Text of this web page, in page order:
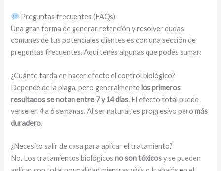
Preguntas frecuentes (FAQs)
Una gran forma de generar retención y resolver dudas
comunes de tus potenciales clientes es con una sección de
preguntas frecuentes. Aquí tenés algunas que podés sumar:
¿Cuánto tarda en hacer efecto el control biológico?
Depende de la plaga, pero generalmente los primeros
resultados se notan entre 7 y 14 días. El efecto total puede
verse en 4 a 6 semanas. Al ser natural, es progresivo peromás
duradero.
¿Necesito salir de casa para aplicar el tratamiento?
No. Los tratamientos biológicosno son tóxicosy se pueden